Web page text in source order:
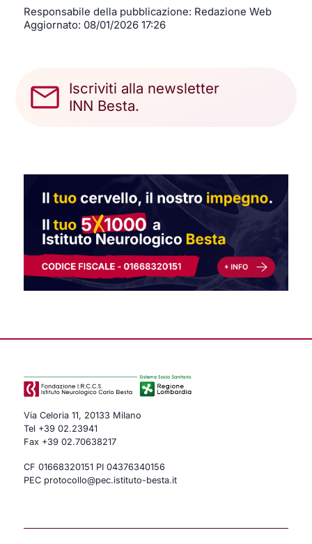
Responsabile della pubblicazione: Redazione Web
Aggiornato: 08/01/2026 17:26
Iscriviti alla newsletter
INN Besta.
Via Celoria 11, 20133 Milano
Tel +39 02.23941
Fax +39 02.70638217
CF 01668320151 PI 04376340156
PEC protocollo@pec.istituto-besta.it